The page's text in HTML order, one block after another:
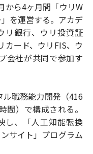
から4ヶ月間「ウリW
を運営する。アカデ
リ銀行、ウリ投資証
カード、ウリFIS、ウ
会社が共同で参加す
職務能力開発（416
間）で構成される。
し、「人工知能転換
ンサイト」プログラム